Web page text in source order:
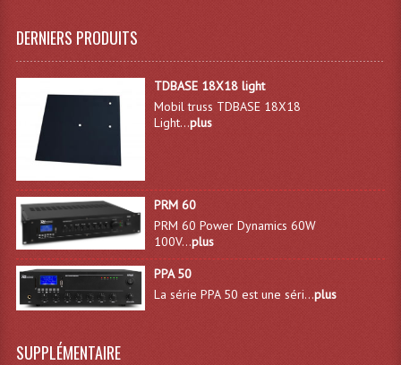
Moteurs Pavillons Pour Enceinte
Tweeters Pour Enceintes
Lecteurs Audio & Sources
Lecteurs Cd À Plats
Lecteurs Cd À Plats Lecteur MP3
Lecteurs Double Cd Mixage Intégrée
Lecteurs Double Cd MP3
DERNIERS PRODUITS
TDBASE 18X18 light
Mobil truss TDBASE 18X18
Light...plus
PRM 60
PRM 60 Power Dynamics 60W
100V...plus
PPA 50
La série PPA 50 est une séri...plus
SUPPLÉMENTAIRE